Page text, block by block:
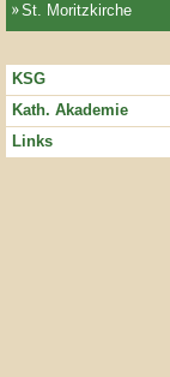
St. Moritzkirche
KSG
Kath. Akademie
Links